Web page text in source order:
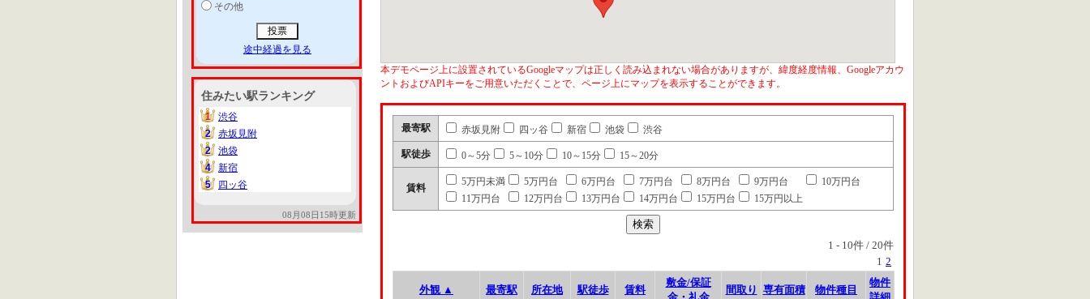
その他
途中経過を見る
住みたい駅ランキング
1
1
渋谷
2
2
赤坂見附
2
2
池袋
4
4
新宿
5
5 四ッ谷
08月08日15時更新
本デモページ上に設置されているGoogleマップは正しく読み込まれない場合がありますが、緯度経度情報、Googleアカウ
ントおよびAPIキーをご用意いただくことで、ページ上にマップを表示することができます。
最寄駅 赤坂見附 四ッ谷 新宿 池袋 渋谷
駅徒歩 0～5分 5～10分 10～15分 15～20分
賃料
5万円未満 5万円台 6万円台 7万円台 8万円台 9万円台
10万円台
11万円台
12万円台 13万円台 14万円台 15万円台 15万円以上
1 - 10件 / 20件
1 2
外観 ▲ 最寄駅 所在地 駅徒歩 賃料
敷金/保証
間取り 専有面積 物件種目
物件